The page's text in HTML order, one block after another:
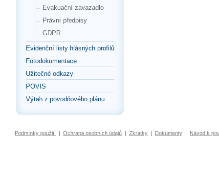
Evakuační zavazadlo
Právní předpisy
GDPR
Evidenční listy hlásných profilů
Fotodokumentace
Užitečné odkazy
POVIS
Výtah z povodňového plánu
Podmínky použití | Ochrana osobních údajů | Zkratky | Dokumenty | Návod k